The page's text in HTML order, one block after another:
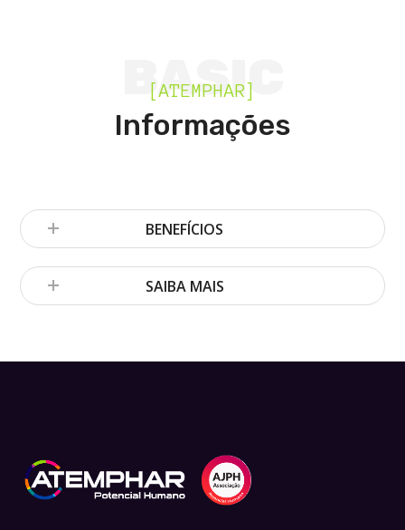
BASIC
[ATEMPHAR]
Informações
BENEFÍCIOS
SAIBA MAIS